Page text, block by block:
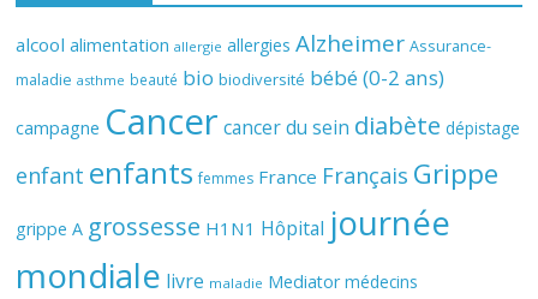
alcool alimentation allergie allergies Alzheimer Assurance-
maladie asthme beauté bio biodiversité bébé (0-2 ans)
campagne Cancer cancer du sein diabète dépistage
enfant enfants femmes France Français Grippe
grippe A grossesse H1N1 Hôpital journée
mondiale livre maladie Mediator médecins